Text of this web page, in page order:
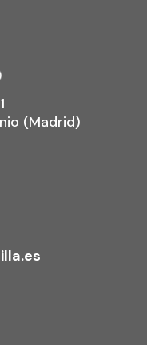
(Madrid)